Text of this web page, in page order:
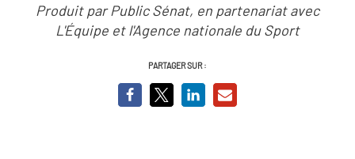
Produit par Public Sénat, en partenariat avec
L'Équipe et l'Agence nationale du Sport
PARTAGER SUR :